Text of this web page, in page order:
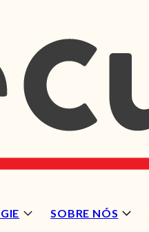
SOBRE NÓS